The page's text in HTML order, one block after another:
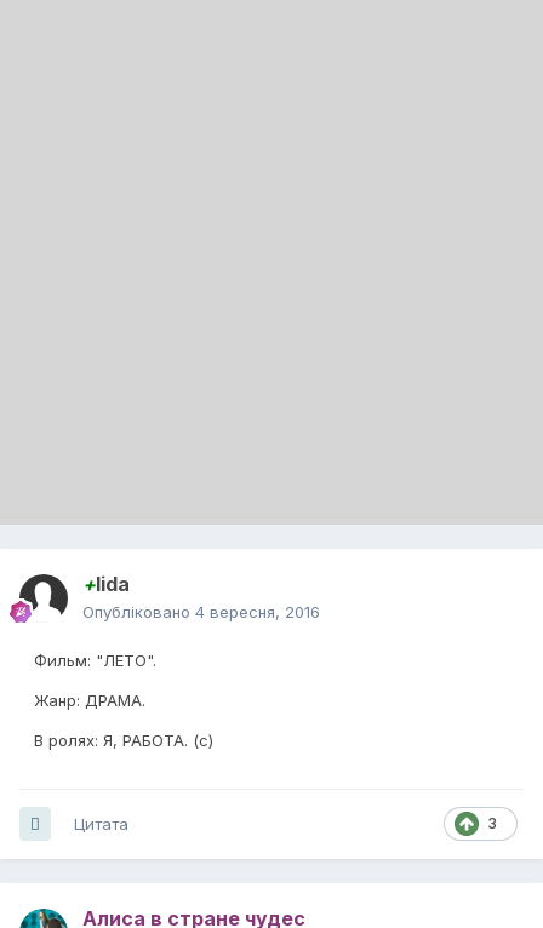
+lida
Опубліковано 4 вересня, 2016
Фильм: "ЛЕТО".
Жанр: ДРАМА.
В ролях: Я, РАБОТА. (с)
3
Цитата
Алиса в стране чудес